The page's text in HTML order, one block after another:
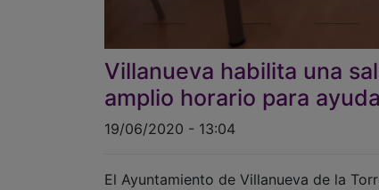
Villanueva habilita una
amplio horario para
19/06/2020 - 13:04
El Ayuntamiento de Villanueva de la